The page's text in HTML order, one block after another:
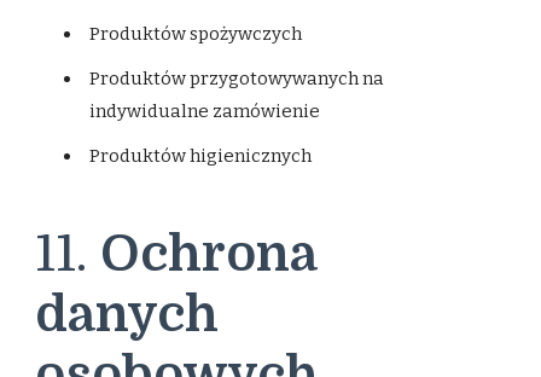
Produktów spożywczych
Produktów przygotowywanych na
indywidualne zamówienie
Produktów higienicznych
11. Ochrona
danych